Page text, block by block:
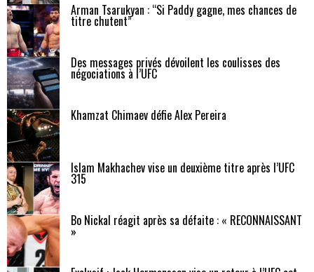
Arman Tsarukyan : “Si Paddy gagne, mes chances de
titre chutent”
Des messages privés dévoilent les coulisses des
négociations à l’UFC
Khamzat Chimaev défie Alex Pereira
Islam Makhachev vise un deuxième titre après l’UFC
315
Bo Nickal réagit après sa défaite : « RECONNAISSANT
»